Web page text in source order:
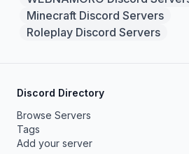
Minecraft Discord Servers
Roleplay Discord Servers
Discord Directory
Browse Servers
Tags
Add your server